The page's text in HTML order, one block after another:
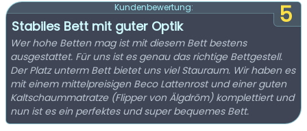
5
Kundenbewertung:
Stabiles Bett mit guter Optik
Wer hohe Betten mag ist mit diesem Bett bestens
ausgestattet. Für uns ist es genau das richtige Bettgestell.
Der Platz unterm Bett bietet uns viel Stauraum. Wir haben es
mit einem mittelpreisigen Beco Lattenrost und einer guten
Kaltschaummatratze (Flipper von Älgdröm) komplettiert und
nun ist es ein perfektes und super bequemes Bett.